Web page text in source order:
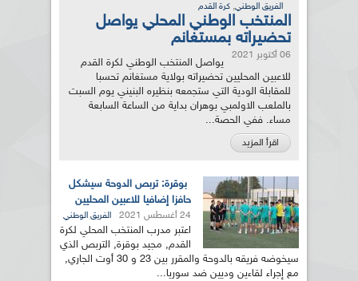
الفريق الوطني, كرة القدم
المنتخب الوطني المحلي يواصل
تحضيراته بمستغانم
06 أكتوبر 2021
يواصل المنتخب الوطني لكرة القدم
للاعبين المحليين تحضيراته بولاية مستغانم تحسبا
للمقابلة الودية التي ستجمعه بنظيره البنيني يوم السبت
بالملعب الاولمبي بوهران بداية من الساعة السابعة
مساء. ففي الحصة...
اقرأ المزيد
بوقرة: تربص الدوحة سيشكل
حافزا إضافيا للاعبين المحليين
24 أغسطس 2021 الفريق الوطني
اعتبر مدرب المنتخب المحلي لكرة
القدم, مجيد بوقرة, التربص الذي
سيخوضه فريقه بالدوحة والمقرر بين 23 و 30 أوت الجاري,
مع إجراء لقاءين وديين ضد سوريا...